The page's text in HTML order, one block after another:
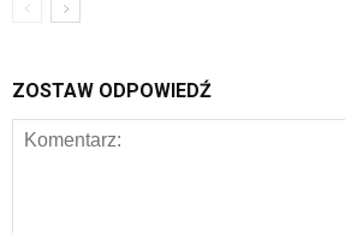
ZOSTAW ODPOWIEDŹ